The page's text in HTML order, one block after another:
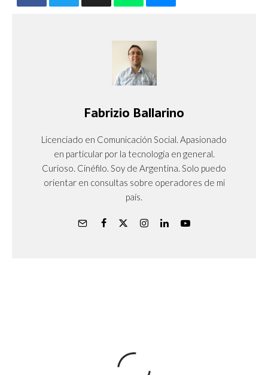
Fabrizio Ballarino
Licenciado en Comunicación Social. Apasionado
en particular por la tecnología en general.
Curioso. Cinéfilo. Soy de Argentina. Solo puedo
orientar en consultas sobre operadores de mi
país.